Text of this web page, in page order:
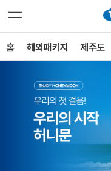
홈 해외패키지 제주도